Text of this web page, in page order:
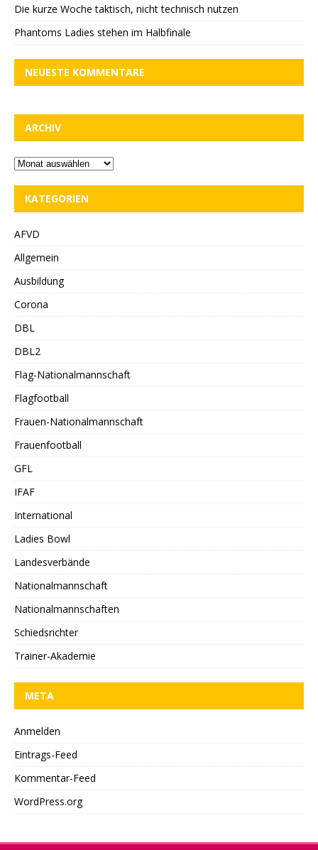
Die kurze Woche taktisch, nicht technisch nutzen
Phantoms Ladies stehen im Halbfinale
NEUESTE KOMMENTARE
ARCHIV
KATEGORIEN
AFVD
Allgemein
Ausbildung
Corona
DBL
DBL2
Flag-Nationalmannschaft
Flagfootball
Frauen-Nationalmannschaft
Frauenfootball
GFL
IFAF
International
Ladies Bowl
Landesverbände
Nationalmannschaft
Nationalmannschaften
Schiedsrichter
Trainer-Akademie
META
Anmelden
Eintrags-Feed
Kommentar-Feed
WordPress.org